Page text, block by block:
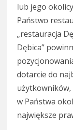
lub jego
Państwo
„restauracja
Dębica”
dotarcie do
w Państwa
największe